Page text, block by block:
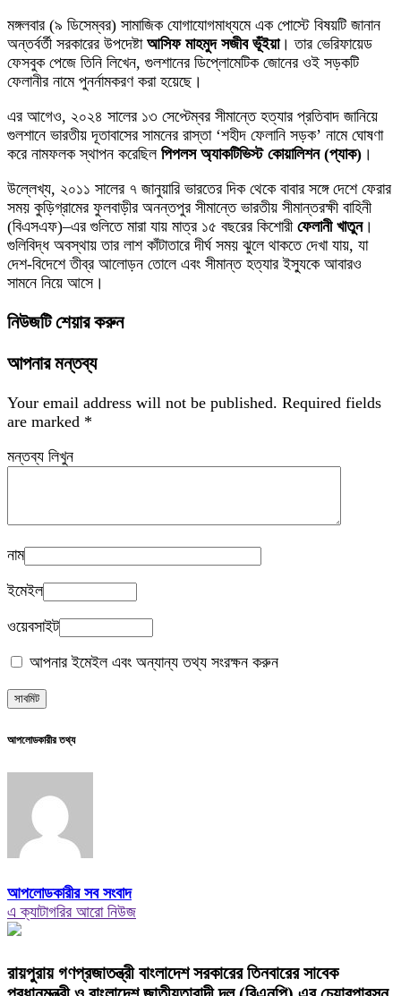
মঙ্গলবার (৯ ডিসেম্বর) সামাজিক যোগাযোগমাধ্যমে এক পোস্টে বিষয়টি জানান
অন্তর্বর্তী সরকারের উপদেষ্টা আসিফ মাহমুদ সজীব ভূঁইয়া। তার ভেরিফায়েড
ফেসবুক পেজে তিনি লিখেন, গুলশানের ডিপ্লোমেটিক জোনের ওই সড়কটি
ফেলানীর নামে পুনর্নামকরণ করা হয়েছে।
এর আগেও, ২০২৪ সালের ১৩ সেপ্টেম্বর সীমান্তে হত্যার প্রতিবাদ জানিয়ে
গুলশানে ভারতীয় দূতাবাসের সামনের রাস্তা ‘শহীদ ফেলানি সড়ক’ নামে ঘোষণা
করে নামফলক স্থাপন করেছিল পিপলস অ্যাকটিভিস্ট কোয়ালিশন (প্যাক) ।
উল্লেখ্য, ২০১১ সালের ৭ জানুয়ারি ভারতের দিক থেকে বাবার সঙ্গে দেশে ফেরার
সময় কুড়িগ্রামের ফুলবাড়ীর অনন্তপুর সীমান্তে ভারতীয় সীমান্তরক্ষী বাহিনী
(বিএসএফ)–এর গুলিতে মারা যায় মাত্র ১৫ বছরের কিশোরী ফেলানী খাতুন।
গুলিবিদ্ধ অবস্থায় তার লাশ কাঁটাতারে দীর্ঘ সময় ঝুলে থাকতে দেখা যায়, যা
দেশ-বিদেশে তীব্র আলোড়ন তোলে এবং সীমান্ত হত্যার ইস্যুকে আবারও
সামনে নিয়ে আসে।
নিউজটি শেয়ার করুন
আপনার মন্তব্য
Your email address will not be published. Required fields
are marked *
মন্তব্য লিখুন
নাম
ইমেইল
ওয়েবসাইট
আপনার ইমেইল এবং অন্যান্য তথ্য সংরক্ষন করুন
আপলোডকারীর তথ্য
আপলোডকারীর সব সংবাদ
এ ক্যাটাগরির আরো নিউজ
রায়পুরায় গণপ্রজাতন্ত্রী বাংলাদেশ সরকারের তিনবারের সাবেক